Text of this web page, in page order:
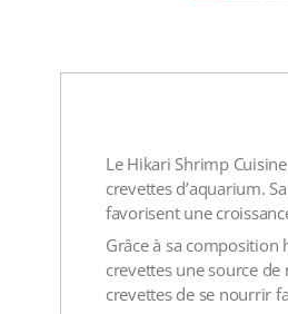
Le Hikari Shrimp
crevettes d’aquarium.
favorisent une
Grâce à sa
crevettes une source
crevettes de se nourrir